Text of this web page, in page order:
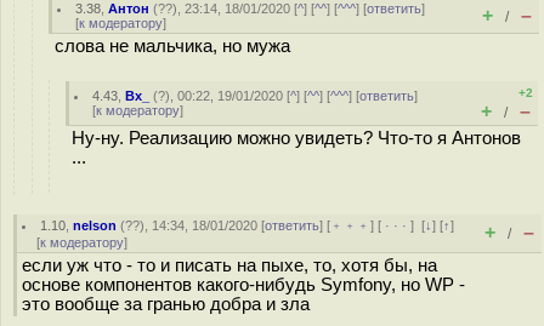
3.38 ,Антон (??), 23:14, 18/01/2020 [^] [^^] [^^^] [ответить]
[к модератору] + / –
слова не мальчика, но мужа
4.43 ,Bx_ (?), 00:22, 19/01/2020 [^] [^^] [^^^] [ответить]
[к модератору]
+2
+ / –
Ну-ну. Реализацию можно увидеть? Что-то я Антонов
...
1.10 ,nelson (??), 14:34, 18/01/2020 [ответить] [ ﹢﹢﹢] [ · · ·][↓] [↑]
[к модератору] + / –
если уж что - то и писать на пыхе, то, хотя бы, на
основе компонентов какого-нибудь Symfony, но WP -
это вообще за гранью добра и зла